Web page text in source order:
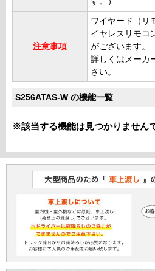
注意事項
ワイヤード（リ
イヤレスリモコ
がございます。
詳しくはメーカ
さい。
S256ATAS-W の機能一覧
※該当する機能は見つかりません